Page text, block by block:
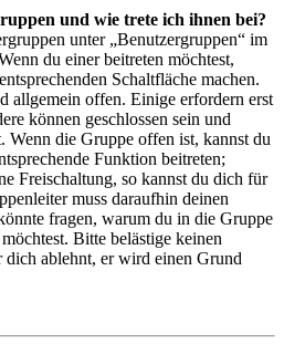
und wie trete ich ihnen bei?
unter „Benutzergruppen“ im
du einer beitreten möchtest,
Schaltfläche machen.
allgemein offen. Einige erfordern erst
können geschlossen sein und
Wenn die Gruppe offen ist, kannst du
Funktion beitreten;
Freischaltung, so kannst du dich für
muss daraufhin deinen
fragen, warum du in die Gruppe
Bitte belästige keinen
dich ablehnt, er wird einen Grund